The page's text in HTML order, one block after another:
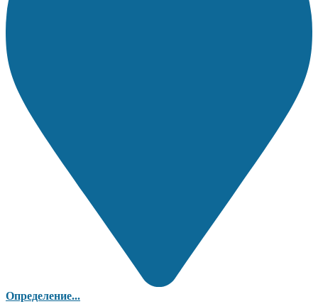
Определение...